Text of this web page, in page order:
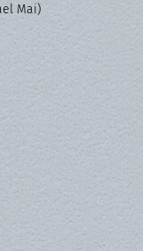
Mai)